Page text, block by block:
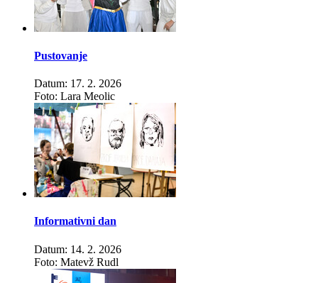
Pustovanje
Datum: 17. 2. 2026
Foto: Lara Meolic
Informativni dan
Datum: 14. 2. 2026
Foto: Matevž Rudl